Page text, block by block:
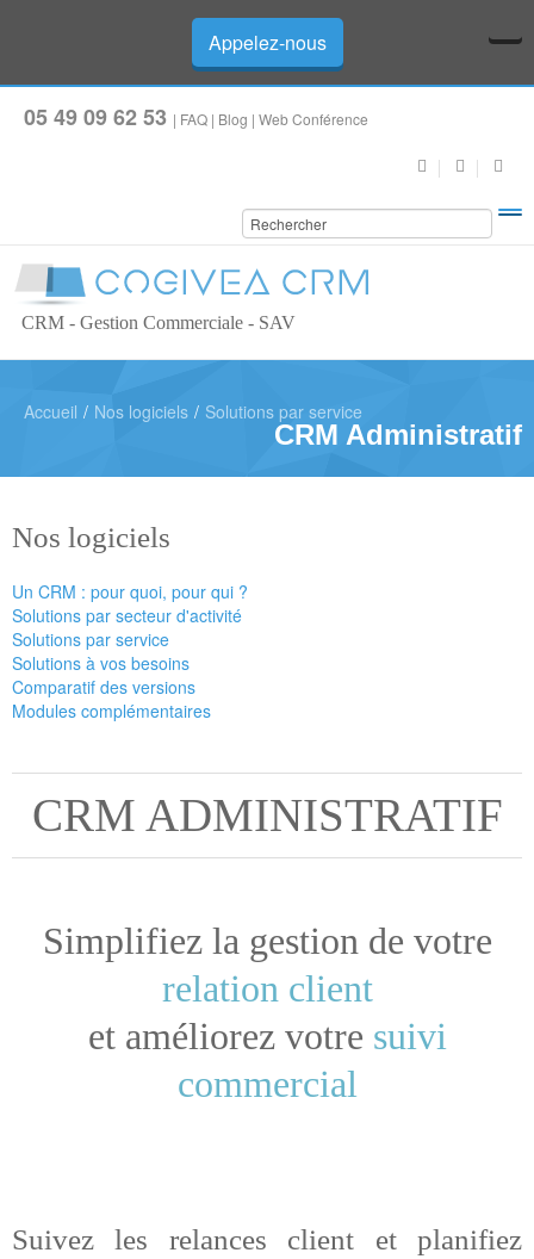
Appelez-nous
05 49 09 62 53 | FAQ | Blog | Web Conférence
CRM - Gestion Commerciale - SAV
Accueil / Nos logiciels / Solutions par service
CRM Administratif
Nos logiciels
Un CRM : pour quoi, pour qui ?
Solutions par secteur d'activité
Solutions par service
Solutions à vos besoins
Comparatif des versions
Modules complémentaires
CRM ADMINISTRATIF
Simplifiez la gestion de votre
relation client
et améliorez votre suivi
commercial
Suivez les relances client et planifiez